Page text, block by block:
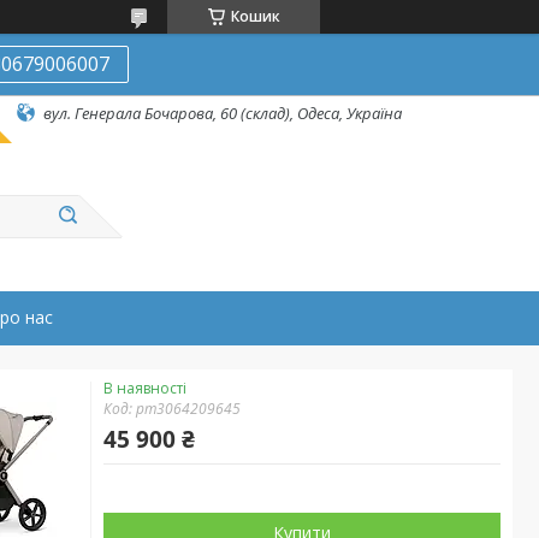
Кошик
вул. Генерала Бочарова, 60 (склад), Одеса, Україна
нас
В наявності
Код:pm3064209645
45 900 ₴
Купити